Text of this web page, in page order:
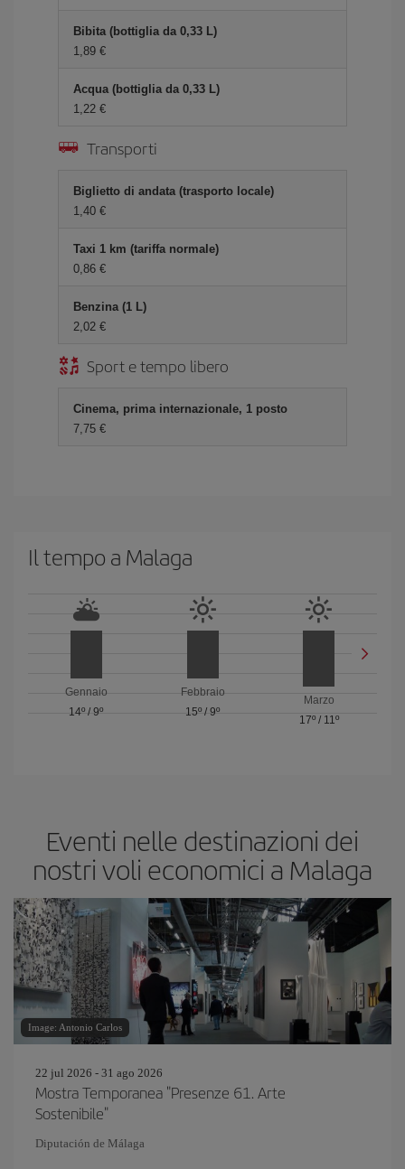
Bibita (bottiglia da 0,33 L)
1,89 €
Acqua (bottiglia da 0,33 L)
1,22 €
Transporti
Biglietto di andata (trasporto locale)
1,40 €
Taxi 1 km (tariffa normale)
0,86 €
Benzina (1 L)
2,02 €
Sport e tempo libero
Cinema, prima internazionale, 1 posto
7,75 €
Il tempo a Malaga
Gennaio
14º /9º
Febbraio
15º / 9º
Marzo
17º/ 11º
Eventi nelle destinazioni dei
nostri voli economici a Malaga
Image: Antonio Carlos
22 jul 2026 - 31 ago 2026
Mostra Temporanea "Presenze 61. Arte
Sostenibile"
Diputación de Málaga